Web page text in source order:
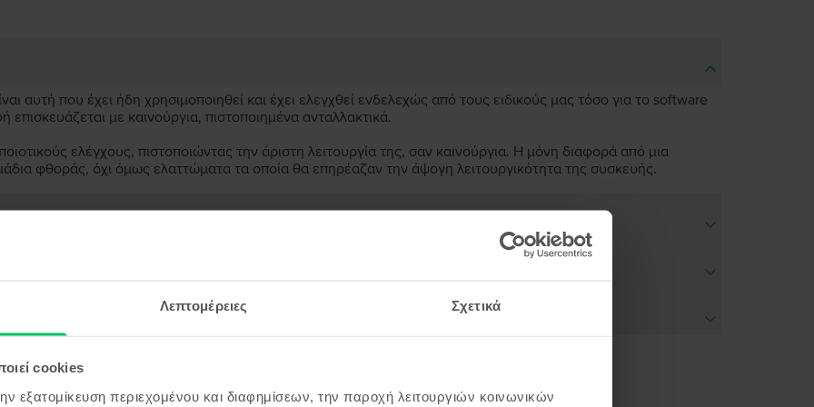
Λεπτομέρειες Σχετικά
cookies
εξατομίκευση περιεχομένου και διαφημίσεων, την παροχή λειτουργιών κοινωνικών
αυτή που έχει ήδη χρησιμοποιηθεί και έχει ελεγχθεί ενδελεχώς από τους ειδικούς μας τόσο για το software
με καινούργια, πιστοποιημένα ανταλλακτικά.
ελέγχους, πιστοποιώντας την άριστη λειτουργία της, σαν καινούργια. Η μόνη διαφορά από μια
φθοράς, όχι όμως ελαττώματα τα οποία θα επηρέαζαν την άψογη λειτουργικότητα της συσκευής.
συσκευή;